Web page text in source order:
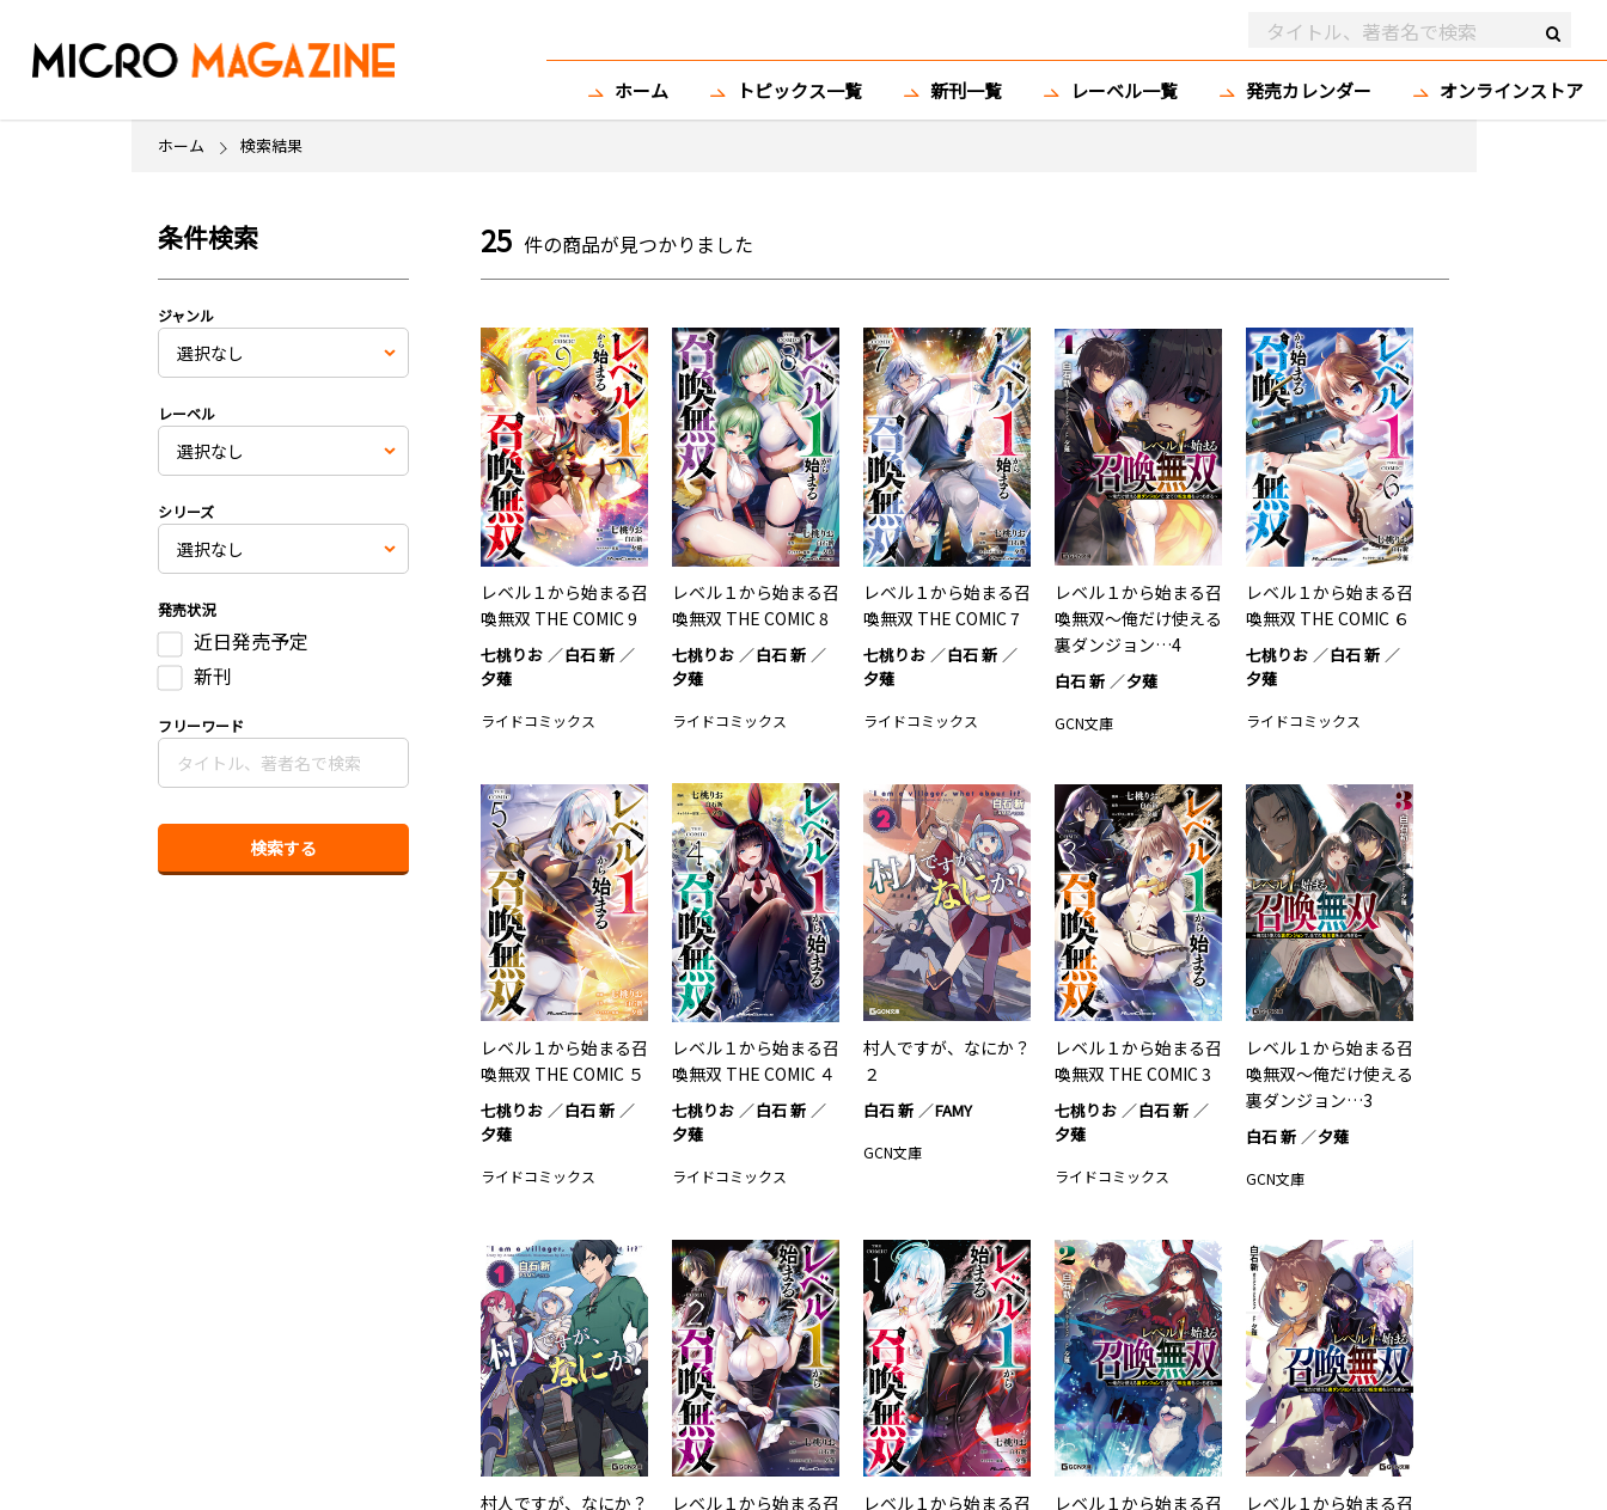
ホーム トピックス一覧 新刊一覧 レーベル一覧 発売カレンダー オンラインストア
ホーム 検索結果
条件検索
ジャンル
レーベル
シリーズ
発売状況
近日発売予定
新刊
フリーワード
25 件の商品が見つかりました
レベル１から始まる召
喚無双 THE COMIC 9
七桃りお
白石 新
夕薙
ライドコミックス
レベル１から始まる召
喚無双 THE COMIC 8
七桃りお
白石 新
夕薙
ライドコミックス
レベル１から始まる召
喚無双 THE COMIC 7
七桃りお
白石 新
夕薙
ライドコミックス
レベル１から始まる召
喚無双～俺だけ使える
裏ダンジョン…4
白石 新 夕薙
GCN文庫
レベル１から始まる召
喚無双 THE COMIC ６
七桃りお
白石 新
夕薙
ライドコミックス
レベル１から始まる召
喚無双 THE COMIC ５
七桃りお
白石 新
夕薙
ライドコミックス
レベル１から始まる召
喚無双 THE COMIC ４
七桃りお
白石 新
夕薙
ライドコミックス
村人ですが、なにか？
２
白石 新 FAMY
GCN文庫
レベル１から始まる召
喚無双 THE COMIC 3
七桃りお
白石 新
夕薙
ライドコミックス
レベル１から始まる召
喚無双～俺だけ使える
裏ダンジョン…3
白石 新 夕薙
GCN文庫
村人ですが、なにか？
レベル１から始まる召
レベル１から始まる召
レベル１から始まる召
レベル１から始まる召